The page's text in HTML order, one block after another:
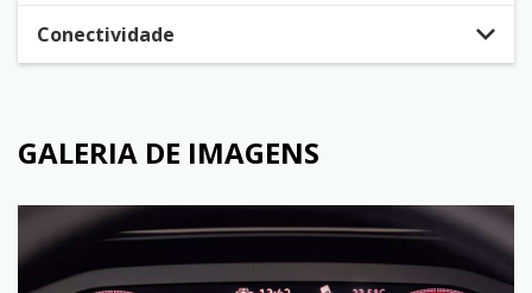
Conectividade
GALERIA DE IMAGENS